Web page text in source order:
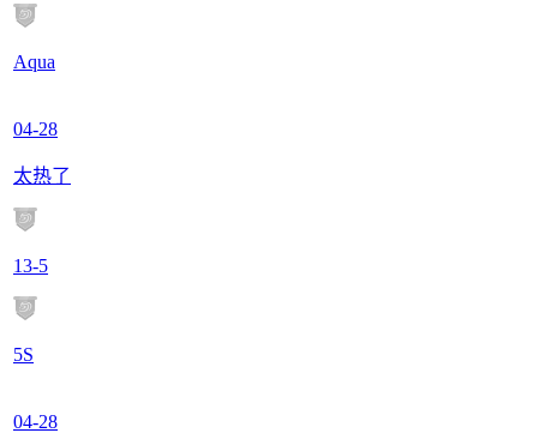
Aqua
04-28
太热了
13-5
5S
04-28